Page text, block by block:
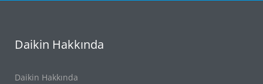
Daikin Hakkında
Daikin Hakkında